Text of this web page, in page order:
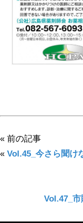
« 前の記事
« Vol.45_今さら聞け
Vol.47_